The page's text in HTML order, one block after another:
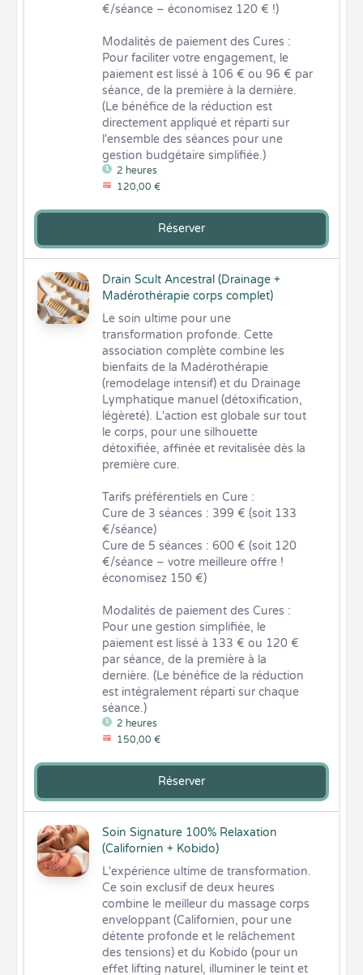
2 heures
120,00 €
€/séance – économisez 120 € !)
Modalités de paiement des Cures :
Pour faciliter votre engagement, le
paiement est lissé à 106 € ou 96 € par
séance, de la première à la dernière.
(Le bénéfice de la réduction est
directement appliqué et réparti sur
l'ensemble des séances pour une
gestion budgétaire simplifiée.)
Réserver
Drain Scult Ancestral (Drainage +
Madérothérapie corps complet)
2 heures
150,00 €
Le soin ultime pour une
transformation profonde. Cette
association complète combine les
bienfaits de la Madérothérapie
(remodelage intensif) et du Drainage
Lymphatique manuel (détoxification,
légèreté). L'action est globale sur tout
le corps, pour une silhouette
détoxifiée, affinée et revitalisée dès la
première cure.
Tarifs préférentiels en Cure :
Cure de 3 séances : 399 € (soit 133
€/séance)
Cure de 5 séances : 600 € (soit 120
€/séance – votre meilleure offre !
économisez 150 €)
Modalités de paiement des Cures :
Pour une gestion simplifiée, le
paiement est lissé à 133 € ou 120 €
par séance, de la première à la
dernière. (Le bénéfice de la réduction
est intégralement réparti sur chaque
séance.)
Réserver
Soin Signature 100% Relaxation
(Californien + Kobido)
L'expérience ultime de transformation.
Ce soin exclusif de deux heures
combine le meilleur du massage corps
enveloppant (Californien, pour une
détente profonde et le relâchement
des tensions) et du Kobido (pour un
effet lifting naturel, illuminer le teint et